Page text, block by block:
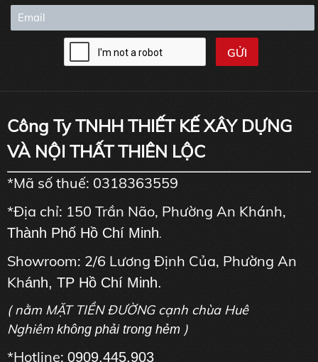
Công Ty TNHH THIẾT KẾ XÂY DỰNG
VÀ NỘI THẤT THIÊN LỘC
*Mã số thuế: 0318363559
*Địa chỉ: 150 Trần Não, Phường An Khánh,
Thành Phố Hồ Chí Minh.
Showroom: 2/6 Lương Định Của, Phường An
Khánh, TP Hồ Chí Minh.
( nằm MẶT TIỀN ĐƯỜNG cạnh chùa Huê
Nghiêm không phải trong hẻm )
*Hotline: 0909.445.903